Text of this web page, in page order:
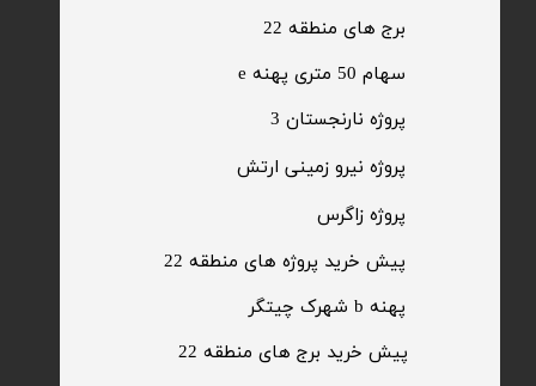
پیش خرید برج های منطقه 22
​سهام 50 متری پهنه e
پهنه b شهرک چیتگر
برج های منطقه 22
پیش خرید پروژه های منطقه 22
​پروژه زاگرس
​پروژه نیرو زمینی ارتش
​پروژه نارنجستان 3